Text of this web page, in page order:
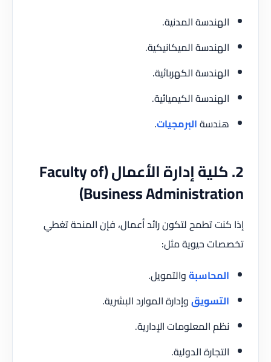
الهندسة المدنية.
الهندسة الميكانيكية.
الهندسة الكهربائية.
الهندسة الكيميائية.
هندسةالبرمجيات.
2. كلية إدارة الأعمال (Faculty of
Business Administration)
إذا كنت تطمح لتكون رائد أعمال، فإن المنحة تغطي
تخصصات حيوية مثل:
المحاسبةوالتمويل.
التسويقوإدارة الموارد البشرية.
نظم المعلومات الإدارية.
التجارة الدولية.